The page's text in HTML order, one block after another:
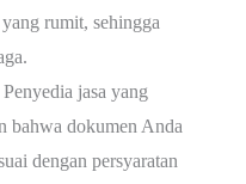
rumit, sehingga
Penyedia jasa yang
bahwa dokumen Anda
dengan persyaratan